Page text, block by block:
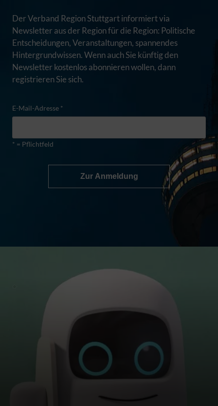
Der Verband Region Stuttgart informiert via
Newsletter aus der Region für die Region: Politische
Entscheidungen, Veranstaltungen, spannendes
Hintergrundwissen. Wenn auch Sie künftig den
Newsletter kostenlos abonnieren wollen, dann
registrieren Sie sich.
E-Mail-Adresse *
* = Pflichtfeld
Zur Anmeldung